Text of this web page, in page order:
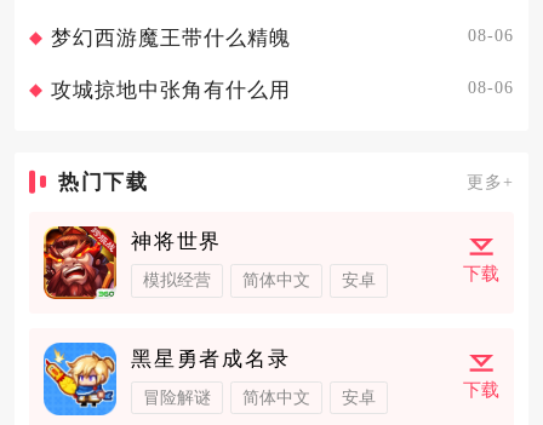
梦幻西游魔王带什么精魄 08-06
攻城掠地中张角有什么用 08-06
热门下载 更多+
神将世界
模拟经营 简体中文 安卓 下载
黑星勇者成名录
冒险解谜 简体中文 安卓 下载